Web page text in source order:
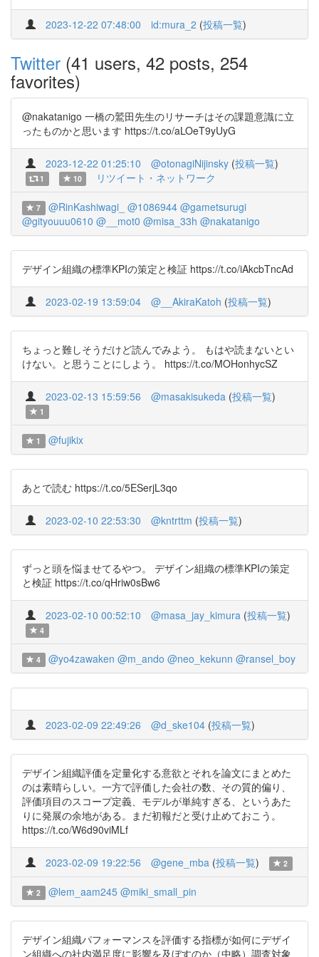
2023-12-22 07:48:00 id:mura_2 (投稿一覧)
Twitter (41 users, 42 posts, 254
favorites)
@nakatanigo 一橋の鷲田先生のリサーチはその課題意識に立
ったものかと思います https://t.co/aLOeT9yUyG
2023-12-22 01:25:10 @otonagiNijinsky (投稿一覧)
1 10 リツイート・ネットワーク
7 @RinKashiwagi_ @1086944 @gametsurugi
@gityouuu0610 @__mot0 @misa_33h @nakatanigo
デザイン組織の標準KPIの策定と検証 https://t.co/iAkcbTncAd
2023-02-19 13:59:04 @__AkiraKatoh (投稿一覧)
ちょっと難しそうだけど読んでみよう。 もはや読まないとい
けない。と思うことにしよう。 https://t.co/MOHonhycSZ
2023-02-13 15:59:56 @masakisukeda (投稿一覧)
1
1 @fujikix
あとで読む https://t.co/5ESerjL3qo
2023-02-10 22:53:30 @kntrttm (投稿一覧)
ずっと頭を悩ませてるやつ。 デザイン組織の標準KPIの策定
と検証 https://t.co/qHriw0sBw6
2023-02-10 00:52:10 @masa_jay_kimura (投稿一覧)
4
4 @yo4zawaken @m_ando @neo_kekunn @ransel_boy
2023-02-09 22:49:26 @d_ske104 (投稿一覧)
デザイン組織評価を定量化する意欲とそれを論文にまとめた
のは素晴らしい。一方で評価した会社の数、その質的偏り、
評価項目のスコープ定義、モデルが単純すぎる、というあた
りに発展の余地がある。まだ初報だと受け止めておこう。
https://t.co/W6d90viMLf
2023-02-09 19:22:56 @gene_mba (投稿一覧) 2
2 @lem_aam245 @miki_small_pin
デザイン組織パフォーマンスを評価する指標が如何にデザイ
ン組織への社内満足度に影響を及ぼすのか（中略）調査対象